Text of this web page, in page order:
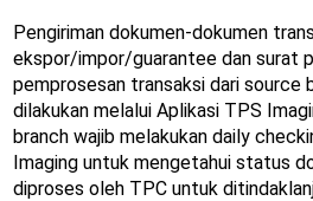
Pengiriman dokumen-dokumen
ekspor/impor/guarantee dan surat
pemprosesan transaksi dari source
dilakukan melalui Aplikasi TPS
branch wajib melakukan daily
Imaging untuk mengetahui status
diproses oleh TPC untuk